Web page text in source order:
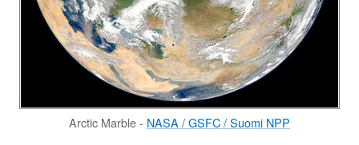
Arctic Marble - NASA / GSFC / Suomi NPP